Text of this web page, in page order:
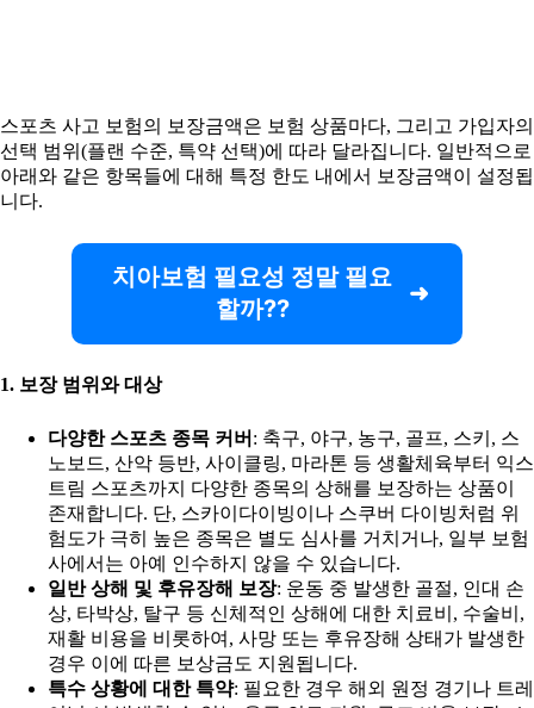
스포츠 사고 보험의 보장금액은 보험 상품마다, 그리고 가입자의
선택 범위(플랜 수준, 특약 선택)에 따라 달라집니다. 일반적으로
아래와 같은 항목들에 대해 특정 한도 내에서 보장금액이 설정됩
니다.
치아보험 필요성 정말 필요
할까??
1. 보장 범위와 대상
다양한 스포츠 종목 커버 : 축구, 야구, 농구, 골프, 스키, 스
노보드, 산악 등반, 사이클링, 마라톤 등 생활체육부터 익스
트림 스포츠까지 다양한 종목의 상해를 보장하는 상품이
존재합니다. 단, 스카이다이빙이나 스쿠버 다이빙처럼 위
험도가 극히 높은 종목은 별도 심사를 거치거나, 일부 보험
사에서는 아예 인수하지 않을 수 있습니다.
일반 상해 및 후유장해 보장: 운동 중 발생한 골절, 인대 손
상, 타박상, 탈구 등 신체적인 상해에 대한 치료비, 수술비,
재활 비용을 비롯하여, 사망 또는 후유장해 상태가 발생한
경우 이에 따른 보상금도 지원됩니다.
특수 상황에 대한 특약: 필요한 경우 해외 원정 경기나 트레